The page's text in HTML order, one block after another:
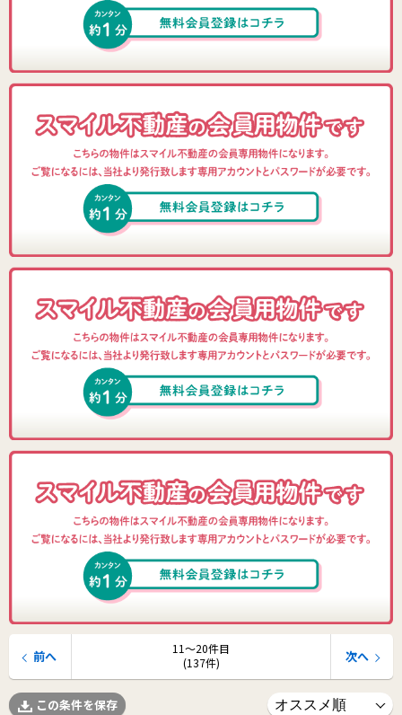
11〜20件目
(137件)
前へ 次へ
この条件を保存